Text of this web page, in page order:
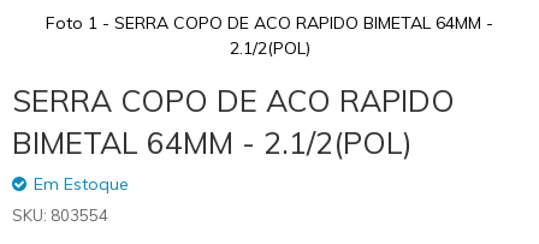
SERRA COPO DE ACO RAPIDO
BIMETAL 64MM - 2.1/2(POL)
Em Estoque
SKU 803554
Foto 1 - SERRA COPO DE ACO RAPIDO BIMETAL 64MM -
2.1/2(POL)
Skip
to
the
beginning
of
the
images